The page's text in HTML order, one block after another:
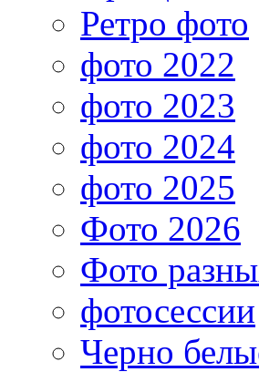
Ретро фото
фото 2022
фото 2023
фото 2024
фото 2025
Фото 2026
Фото
фотосессии
Черно